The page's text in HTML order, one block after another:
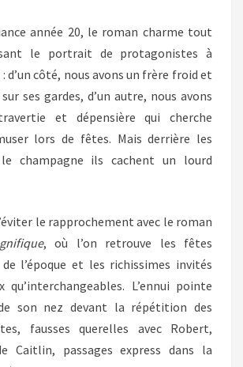
année 20, le roman charme tout
le portrait de protagonistes à
d’un côté, nous avons un frère froid et
ses gardes, d’un autre, nous avons
et dépensière qui cherche
lors de fêtes. Mais derrière les
champagne ils cachent un lourd
le rapprochement avec le roman
, où l’on retrouve les fêtes
l’époque et les richissimes invités
qu’interchangeables. L’ennui pointe
son nez devant la répétition des
fausses querelles avec Robert,
Caitlin, passages express dans la